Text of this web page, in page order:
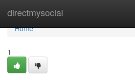
directmysocial
Home
Home
1